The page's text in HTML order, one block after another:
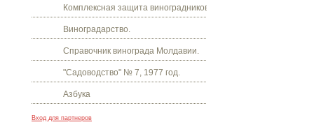
Комплексная защита виноградников.
Виноградарство.
Справочник винограда Молдавии.
"Садоводство" № 7, 1977 год.
Азбука
Вход для партнеров